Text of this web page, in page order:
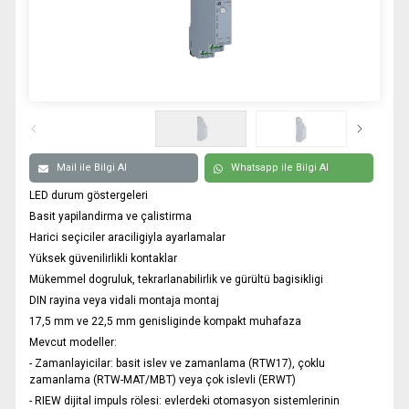
Mail ile Bilgi Al Whatsapp ile Bilgi Al
LED durum göstergeleri
Basit yapilandirma ve çalistirma
Harici seçiciler araciligiyla ayarlamalar
Yüksek güvenilirlikli kontaklar
Mükemmel dogruluk, tekrarlanabilirlik ve gürültü bagisikligi
DIN rayina veya vidali montaja montaj
17,5 mm ve 22,5 mm genisliginde kompakt muhafaza
Mevcut modeller:
- Zamanlayicilar: basit islev ve zamanlama (RTW17), çoklu
zamanlama (RTW-MAT/MBT) veya çok islevli (ERWT)
- RIEW dijital impuls rölesi: evlerdeki otomasyon sistemlerinin